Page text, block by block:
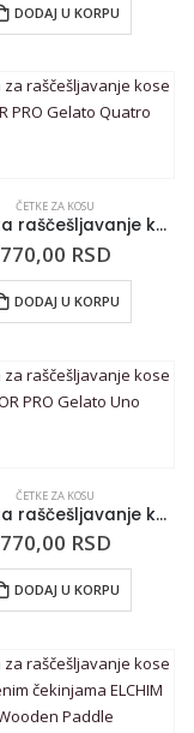
DODAJ U KORPU
ČETKE ZA KOSU
Četka za raščešljavanje kose LABOR PRO Gelato Quatro
770,00 RSD
DODAJ U KORPU
ČETKE ZA KOSU
Četka za raščešljavanje kose LABOR PRO Gelato Uno
770,00 RSD
DODAJ U KORPU